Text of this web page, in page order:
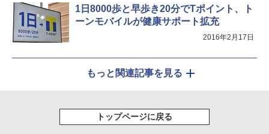
1日8000歩と早歩き20分でTポイント、ト
ーンモバイルが健康サポート拡充
2016年2月17日
もっと関連記事を見る
トップページに戻る